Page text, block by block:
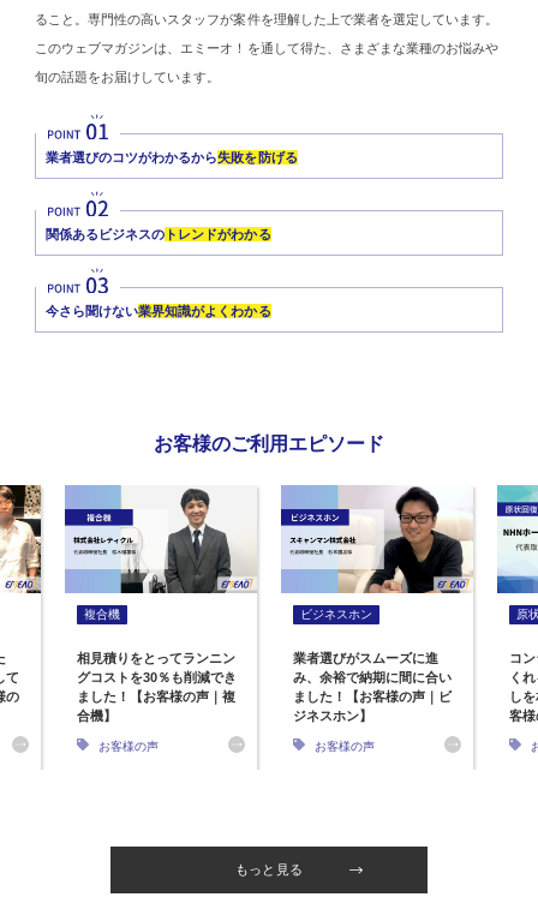
ること。専門性の高いスタッフが案件を理解した上で業者を選定しています。
このウェブマガジンは、エミーオ！を通して得た、さまざまな業種のお悩みや
旬の話題をお届けしています。
業者選びのコツがわかるから失敗を防げる
関係あるビジネスの トレンドがわかる
今さら聞けない業界知識がよくわかる
お客様のご利用エピソード
て
の
複合機
相見積りをとってランニン
グコストを30％も削減でき
ました！【お客様の声｜複
合機】
お客様の声
ビジネスホン
業者選びがスムーズに進
み、余裕で納期に間に合い
ました！【お客様の声｜ビ
ジネスホン】
お客様の声
原
コ
く
し
客
もっと見る